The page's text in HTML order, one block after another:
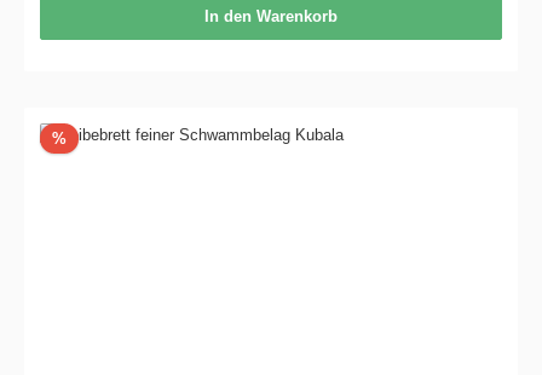
In den Warenkorb
%Rabatt